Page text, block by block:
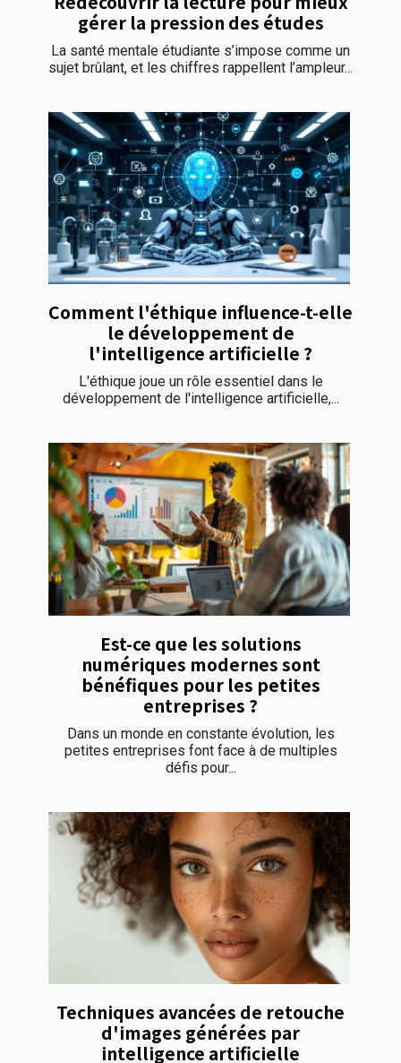
gérer la pression des études
La santé mentale étudiante s’impose comme un
sujet brûlant, et les chiffres rappellent l’ampleur...
Comment l'éthique influence-t-elle
le développement de
l'intelligence artificielle ?
L'éthique joue un rôle essentiel dans le
développement de l'intelligence artificielle,...
Est-ce que les solutions
numériques modernes sont
bénéfiques pour les petites
entreprises ?
Dans un monde en constante évolution, les
petites entreprises font face à de multiples
défis pour...
Techniques avancées de retouche
d'images générées par
intelligence artificielle